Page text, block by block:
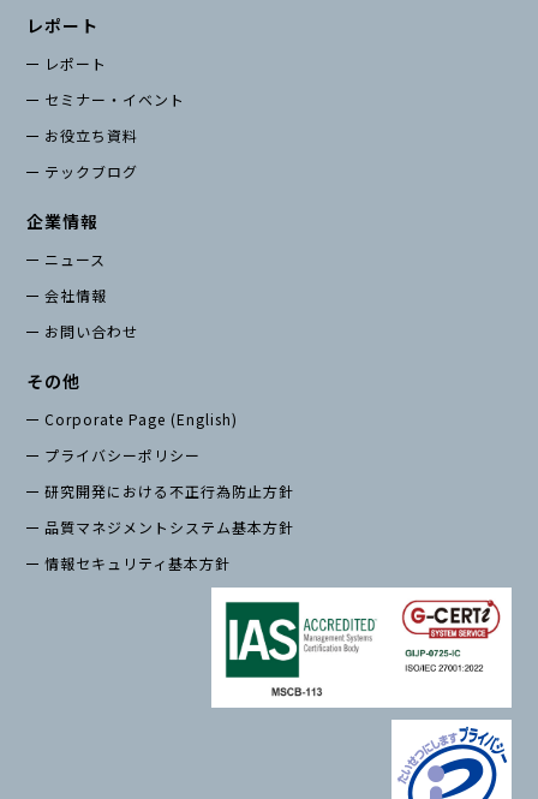
レポート
レポート
セミナー・イベント
お役立ち資料
テックブログ
企業情報
ニュース
会社情報
お問い合わせ
その他
Corporate Page (English)
プライバシーポリシー
研究開発における不正行為防止方針
品質マネジメントシステム基本方針
情報セキュリティ基本方針